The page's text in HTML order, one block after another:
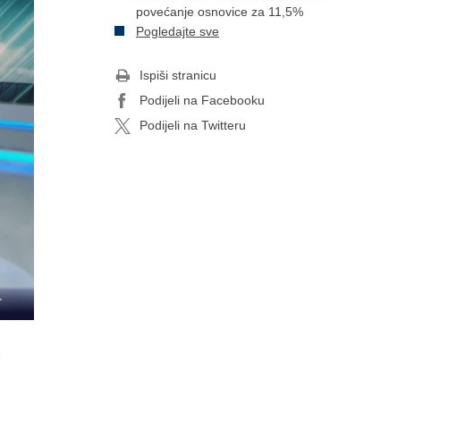
povećanje osnovice za 11,5%
Pogledajte sve
Ispiši stranicu
Podijeli na Facebooku
Podijeli na Twitteru